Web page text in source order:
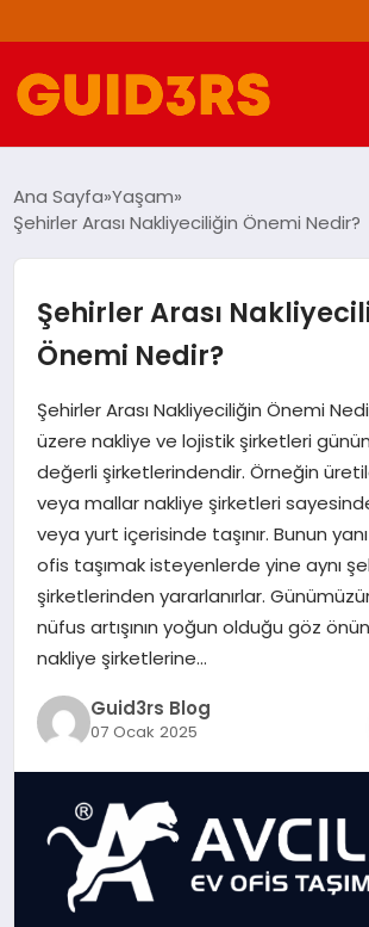
TEKNOLOJI
SPOR
SAĞLIK
EKONOMI
MAGAZIN
EĞITIM
Ana Sayfa Yaşam
Şehirler Arası Nakliyeciliğin Önemi Nedir?
Şehirler Arası
Önemi Nedir?
Şehirler Arası Nakliyeciliğin Önemi
üzere nakliye ve lojistik şirketleri
değerli şirketlerindendir. Örneğin
veya mallar nakliye şirketleri
veya yurt içerisinde taşınır. Bunun
ofis taşımak isteyenlerde yine aynı
şirketlerinden yararlanırlar.
nüfus artışının yoğun olduğu göz
nakliye şirketlerine…
Guid3rs Blog
07 Ocak 2025